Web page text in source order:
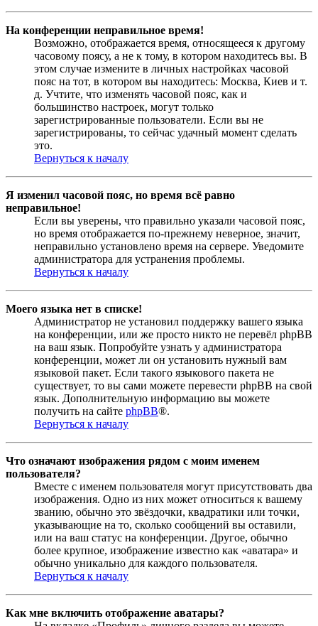
На конференции неправильное время!
Возможно, отображается время, относящееся к другому
часовому поясу, а не к тому, в котором находитесь вы. В
этом случае измените в личных настройках часовой
пояс на тот, в котором вы находитесь: Москва, Киев и т.
д. Учтите, что изменять часовой пояс, как и
большинство настроек, могут только
зарегистрированные пользователи. Если вы не
зарегистрированы, то сейчас удачный момент сделать
это.
Вернуться к началу
Я изменил часовой пояс, но время всё равно
неправильное!
Если вы уверены, что правильно указали часовой пояс,
но время отображается по-прежнему неверное, значит,
неправильно установлено время на сервере. Уведомите
администратора для устранения проблемы.
Вернуться к началу
Моего языка нет в списке!
Администратор не установил поддержку вашего языка
на конференции, или же просто никто не перевёл phpBB
на ваш язык. Попробуйте узнать у администратора
конференции, может ли он установить нужный вам
языковой пакет. Если такого языкового пакета не
существует, то вы сами можете перевести phpBB на свой
язык. Дополнительную информацию вы можете
получить на сайте phpBB®.
Вернуться к началу
Что означают изображения рядом с моим именем
пользователя?
Вместе с именем пользователя могут присутствовать два
изображения. Одно из них может относиться к вашему
званию, обычно это звёздочки, квадратики или точки,
указывающие на то, сколько сообщений вы оставили,
или на ваш статус на конференции. Другое, обычно
более крупное, изображение известно как «аватара» и
обычно уникально для каждого пользователя.
Вернуться к началу
Как мне включить отображение аватары?